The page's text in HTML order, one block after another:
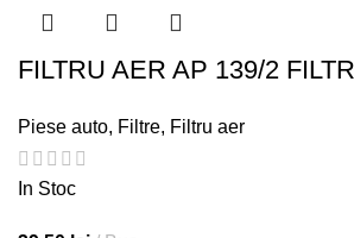
FILTRU AER AP 139/2
Piese auto, Filtre, Filtru aer
In Stoc